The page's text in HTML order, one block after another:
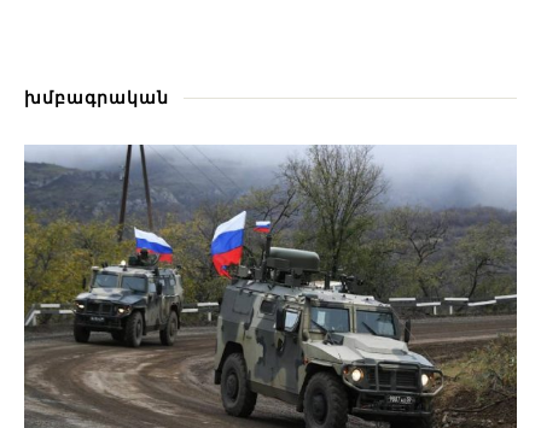
խմբագրական